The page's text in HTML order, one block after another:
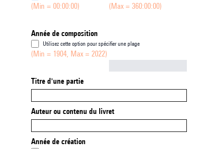
(Min = 00:00:00) (Max = 360:00:00)
Année de composition
Utilisez cette option pour spécifier une plage
(Min = 1904, Max = 2022)
Titre d'une partie
Auteur ou contenu du livret
Année de création